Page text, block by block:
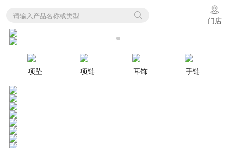
请输入产品名称或类型 门店
项坠 项链 耳饰 手链